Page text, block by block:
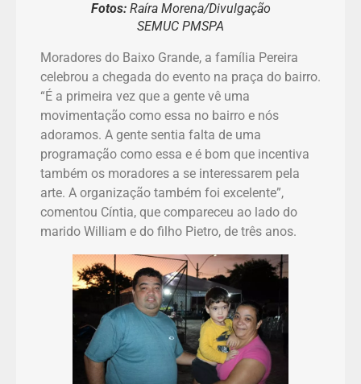
Fotos:Raíra Morena/Divulgação
SEMUC PMSPA
Moradores do Baixo Grande, a família Pereira
celebrou a chegada do evento na praça do bairro.
“É a primeira vez que a gente vê uma
movimentação como essa no bairro e nós
adoramos. A gente sentia falta de uma
programação como essa e é bom que incentiva
também os moradores a se interessarem pela
arte. A organização também foi excelente”,
comentou Cíntia, que compareceu ao lado do
marido William e do filho Pietro, de três anos.